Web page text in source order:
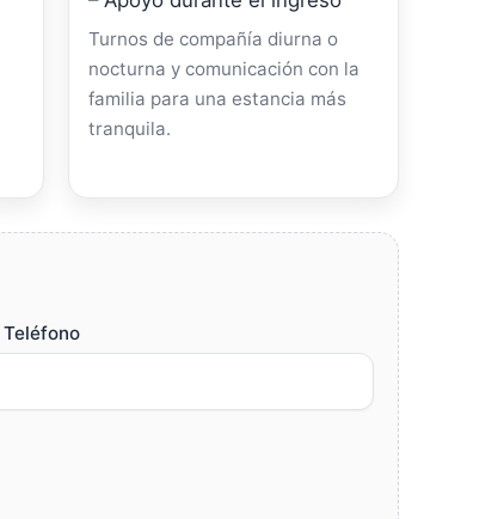
Turnos de compañía diurna o
nocturna y comunicación con la
familia para una estancia más
tranquila.
Teléfono